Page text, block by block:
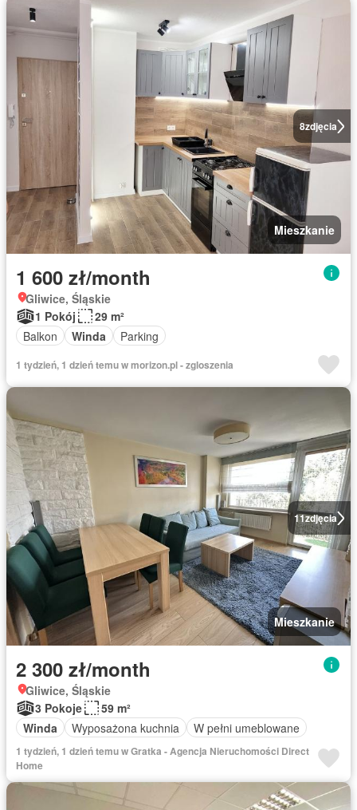
8zdjęcia
Mieszkanie
1 600 zł/month
Gliwice, Śląskie
1 Pokój
29 m²
Balkon
Winda Parking
1 tydzień, 1 dzień temu w morizon.pl - zgloszenia
11zdjęcia
Mieszkanie
2 300 zł/month
Gliwice, Śląskie
3 Pokoje
59 m²
Winda
Wyposażona kuchnia W pełni umeblowane
1 tydzień, 1 dzień temu w Gratka - Agencja Nieruchomości Direct
Home